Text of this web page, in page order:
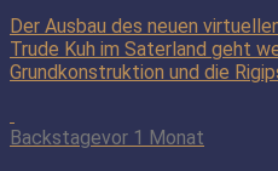
Der Ausbau des neuen
Trude Kuh im Saterland geht
Grundkonstruktion und die
Backstagevor 1 Monat